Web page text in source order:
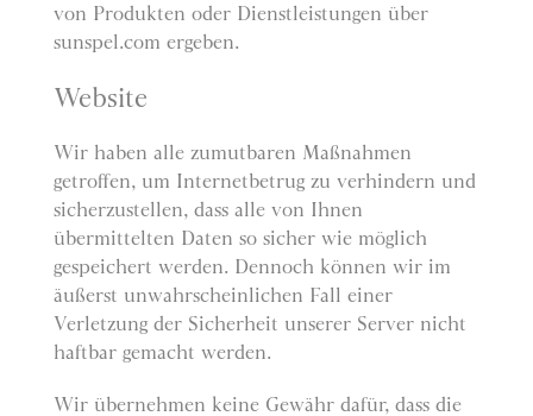
von Produkten oder Dienstleistungen über
sunspel.com ergeben.
Website
Wir haben alle zumutbaren Maßnahmen
getroffen, um Internetbetrug zu verhindern und
sicherzustellen, dass alle von Ihnen
übermittelten Daten so sicher wie möglich
gespeichert werden. Dennoch können wir im
äußerst unwahrscheinlichen Fall einer
Verletzung der Sicherheit unserer Server nicht
haftbar gemacht werden.
Wir übernehmen keine Gewähr dafür, dass die